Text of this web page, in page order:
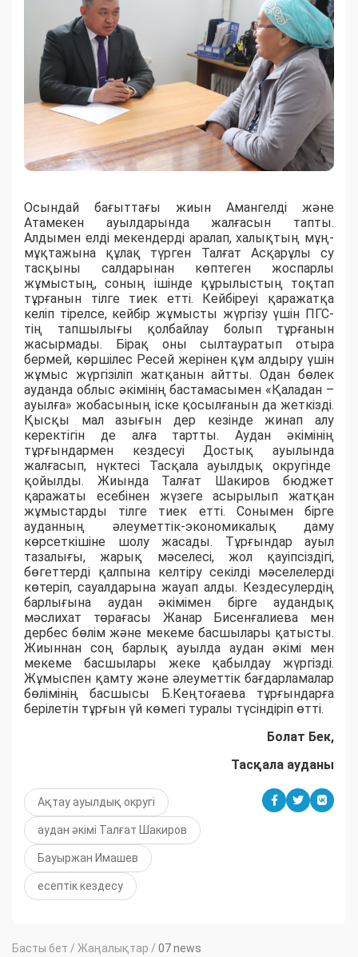
Осындай бағыттағы жиын Амангелді және
Атамекен ауылдарында жалғасын тапты.
Алдымен елді мекендерді аралап, халықтың мұң-
мұқтажына құлақ түрген Талғат Асқарұлы су
тасқыны салдарынан көптеген жоспарлы
жұмыстың, соның ішінде құрылыстың тоқтап
тұрғанын тілге тиек етті. Кейбіреуі қаражатқа
келіп тірелсе, кейбір жұмысты жүргізу үшін ПГС-
тің тапшылығы қолбайлау болып тұрғанын
жасырмады. Бірақ оны сылтауратып отыра
бермей, көршілес Ресей жерінен құм алдыру үшін
жұмыс жүргізіліп жатқанын айтты. Одан бөлек
ауданда облыс әкімінің бастамасымен «Қаладан –
ауылға» жобасының іске қосылғанын да жеткізді.
Қысқы мал азығын дер кезінде жинап алу
керектігін де алға тартты. Аудан әкімінің
тұрғындармен кездесуі Достық ауылында
жалғасып, нүктесі Тасқала ауылдық округінде
қойылды. Жиында Талғат Шакиров бюджет
қаражаты есебінен жүзеге асырылып жатқан
жұмыстарды тілге тиек етті. Сонымен бірге
ауданның әлеуметтік-экономикалық даму
көрсеткішіне шолу жасады. Тұрғындар ауыл
тазалығы, жарық мәселесі, жол қауіпсіздігі,
бөгеттерді қалпына келтіру секілді мәселелерді
көтеріп, сауалдарына жауап алды. Кездесулердің
барлығына аудан әкімімен бірге аудандық
мәслихат төрағасы Жанар Бисенғалиева мен
дербес бөлім және мекеме басшылары қатысты.
Жиыннан соң барлық ауылда аудан әкімі мен
мекеме басшылары жеке қабылдау жүргізді.
Жұмыспен қамту және әлеуметтік бағдарламалар
бөлімінің басшысы Б.Кеңтоғаева тұрғындарға
берілетін тұрғын үй көмегі туралы түсіндіріп өтті.
Болат Бек,
Тасқала ауданы
Ақтау ауылдық округі
аудан әкімі Талғат Шакиров
Бауыржан Имашев
есептік кездесу
Басты бет / Жаңалықтар / 07 news